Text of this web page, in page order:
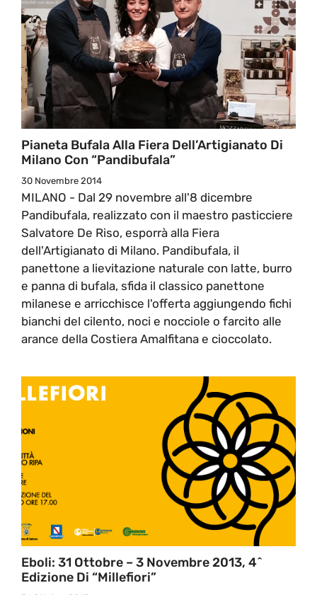
Pianeta Bufala Alla Fiera Dell’Artigianato Di
Milano Con “Pandibufala”
30 Novembre 2014
MILANO - Dal 29 novembre all'8 dicembre
Pandibufala, realizzato con il maestro pasticciere
Salvatore De Riso, esporrà alla Fiera
dell'Artigianato di Milano. Pandibufala, il
panettone a lievitazione naturale con latte, burro
e panna di bufala, sfida il classico panettone
milanese e arricchisce l'offerta aggiungendo fichi
bianchi del cilento, noci e nocciole o farcito alle
arance della Costiera Amalfitana e cioccolato.
Eboli: 31 Ottobre – 3 Novembre 2013, 4^
Edizione Di “Millefiori”